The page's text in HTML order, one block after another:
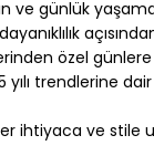
ve günlük
özel
trendlerine
ihtiyaca ve